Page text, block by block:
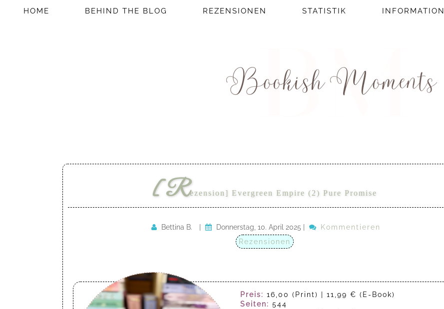
HOME BEHIND THE BLOG REZENSIONEN STATISTIK INFORMATION
[Rezension] Evergreen Empire (2) Pure Promise
Bettina B. Donnerstag, 10. April 2025
Kommentieren
Rezensionen
Preis: 16,00 (Print) | 11,99 € (E-Book)
Seiten: 544